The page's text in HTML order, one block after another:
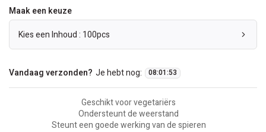
Maak een keuze
Kies een Inhoud : 100pcs
Vandaag verzonden? Je hebt nog: 08:01:52
Geschikt voor vegetariërs
Ondersteunt de weerstand
Steunt een goede werking van de spieren